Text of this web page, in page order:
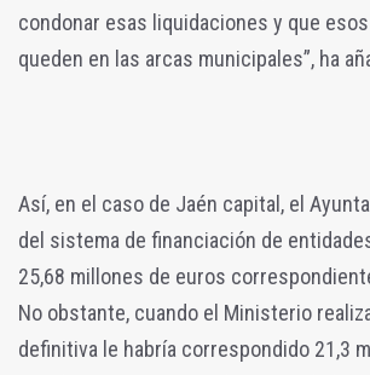
condonar esas liquidaciones y que
queden en las arcas municipales”, ha
Así, en el caso de Jaén capital, el
del sistema de financiación de
25,68 millones de euros
No obstante, cuando el Ministerio
definitiva le habría correspondido 21,3